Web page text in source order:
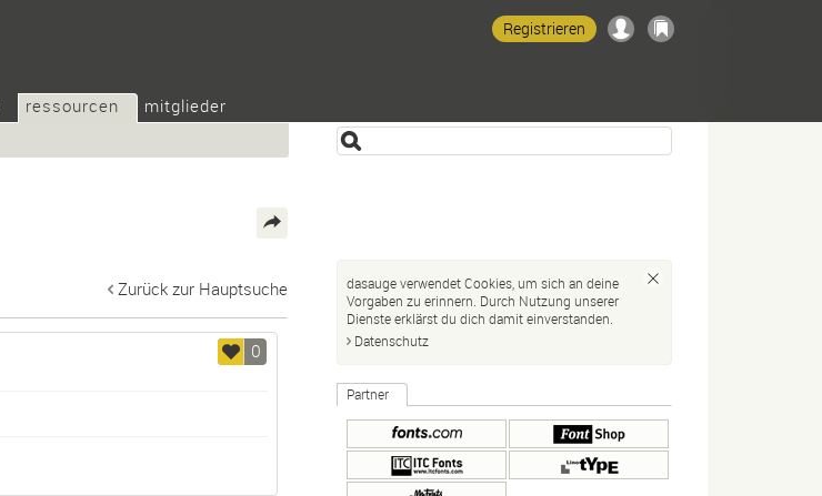
ressourcen
mitglieder
Registrieren
Zurück zur Hauptsuche
0
dasauge verwendet Cookies, um sich an deine
Vorgaben zu erinnern. Durch Nutzung unserer
Dienste erklärst du dich damit einverstanden.
Datenschutz
Partner